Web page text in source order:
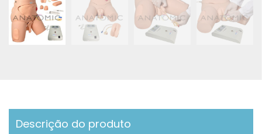
Descrição do produto